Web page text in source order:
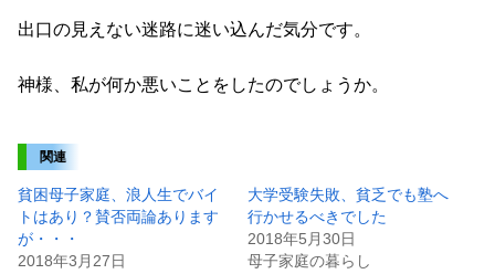
出口の見えない迷路に迷い込んだ気分です。
神様、私が何か悪いことをしたのでしょうか。
関連
貧困母子家庭、浪人生でバイ
トはあり？賛否両論あります
が・・・
2018年3月27日
大学受験失敗、貧乏でも塾へ
行かせるべきでした
2018年5月30日
母子家庭の暮らし